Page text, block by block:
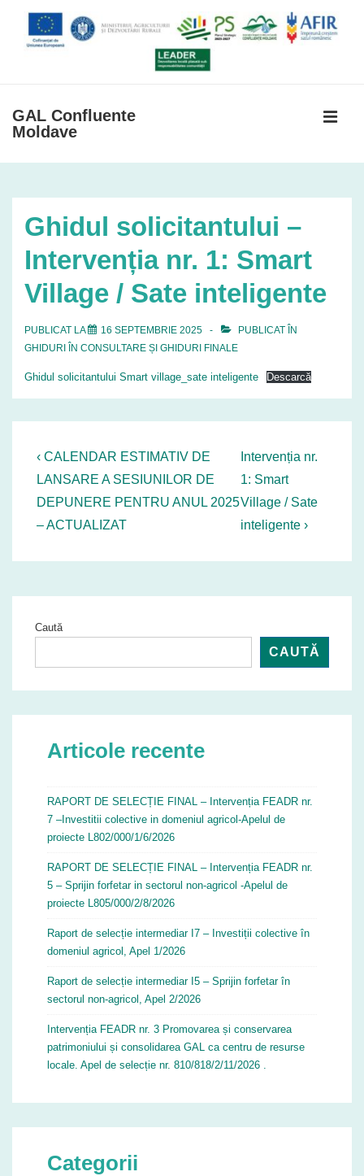
GAL Confluente
Moldave
primară
Ghidul solicitantului –
Intervenția nr. 1: Smart
Village / Sate inteligente
PUBLICAT LA 16 SEPTEMBRIE 2025
PUBLICAT ÎN
GHIDURI ÎN CONSULTARE ȘI GHIDURI FINALE
Ghidul solicitantului Smart village_sate inteligente Descarcă
Navigare
în
articole
Previous
Post
is
‹ CALENDAR ESTIMATIV DE
LANSARE A SESIUNILOR DE
DEPUNERE PENTRU ANUL 2025
– ACTUALIZAT
Next
Post
is
Intervenția nr.
1: Smart
Village / Sate
inteligente ›
Caută
CAUTĂ
Articole recente
RAPORT DE SELECȚIE FINAL – Intervenția FEADR nr.
7 –Investitii colective in domeniul agricol-Apelul de
proiecte L802/000/1/6/2026
RAPORT DE SELECȚIE FINAL – Intervenția FEADR nr.
5 – Sprijin forfetar in sectorul non-agricol -Apelul de
proiecte L805/000/2/8/2026
Raport de selecție intermediar I7 – Investiții colective în
domeniul agricol, Apel 1/2026
Raport de selecție intermediar I5 – Sprijin forfetar în
sectorul non-agricol, Apel 2/2026
Intervenția FEADR nr. 3 Promovarea și conservarea
patrimoniului și consolidarea GAL ca centru de resurse
locale. Apel de selecție nr. 810/818/2/11/2026 .
Categorii